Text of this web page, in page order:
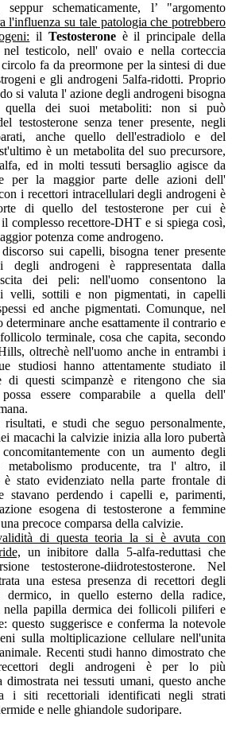
schematicamente, l’ "argomento
l'influenza su tale patologia che potrebbero
il Testosteroneè il principale della
nel testicolo, nell' ovaio e nella corteccia
fa da preormone per la sintesi di due
e gli androgeni 5alfa-ridotti. Proprio
si valuta l' azione degli androgeni bisogna
quella dei suoi metaboliti: non si può
testosterone senza tener presente, negli
anche quello dell'estradiolo e del
è un metabolita del suo precursore,
ed in molti tessuti bersaglio agisce da
per la maggior parte delle azioni dell'
i recettori intracellulari degli androgeni è
di quello del testosterone per cui è
complesso recettore-DHT e si spiega così,
potenza come androgeno.
sui capelli, bisogna tener presente
androgeni è rappresentata dalla
dei peli: nell'uomo consentono la
velli, sottili e non pigmentati, in capelli
ed anche pigmentati. Comunque, nel
anche esattamente il contrario e
terminale, cosa che capita, secondo
oltrechè nell'uomo anche in entrambi i
studiosi hanno attentamente studiato il
di questi scimpanzè e ritengono che sia
possa essere comparabile a quella dell'
e studi che seguo personalmente,
macachi la calvizie inizia alla loro pubertà
con un aumento degli
producente, tra l' altro, il
è stato evidenziato nella parte frontale di
stavano perdendo i capelli e, parimenti,
esogena di testosterone a femmine
precoce comparsa della calvizie.
di questa teoria la si è avuta con
un inibitore dalla 5-alfa-reduttasi che
testosterone-diidrotestosterone. Nel
una estesa presenza di recettori degli
dermico, in quello esterno della radice,
papilla dermica dei follicoli piliferi e
questo suggerisce e conferma la notevole
sulla moltiplicazione cellulare nell'unita
Recenti studi hanno dimostrato che
degli androgeni è per lo più
nei tessuti umani, questo anche
i siti recettoriali identificati negli strati
e nelle ghiandole sudoripare.